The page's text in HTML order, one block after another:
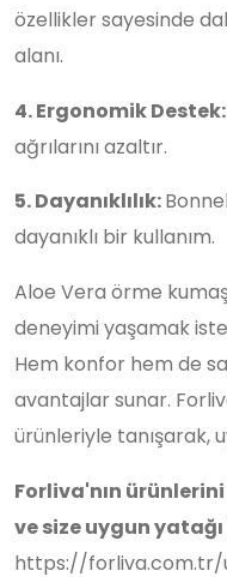
özellikler sayesinde
alanı.
4. Ergonomik Destek:
ağrılarını azaltır.
5. Dayanıklılık:
dayanıklı bir kullanım.
Aloe Vera örme
deneyimi yaşamak
Hem konfor hem de
avantajlar sunar.
ürünleriyle tanışarak,
Forliva'nın
ve size uygun
https://